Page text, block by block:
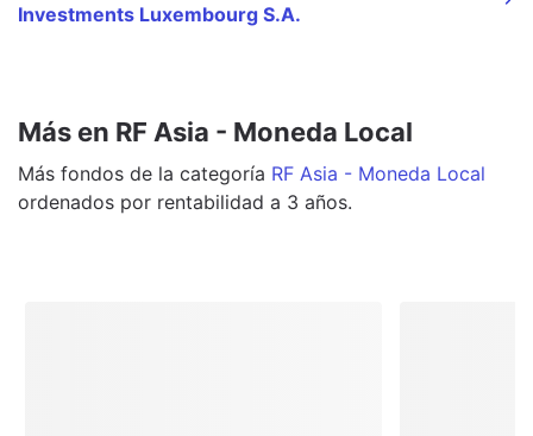
Investments Luxembourg S.A.
Más en RF Asia - Moneda Local
Más fondos de la categoría RF Asia - Moneda Local
ordenados por rentabilidad a 3 años.